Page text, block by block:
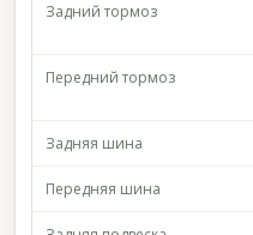
Задний тормоз
Передний тормоз
Задняя шина
Передняя шина